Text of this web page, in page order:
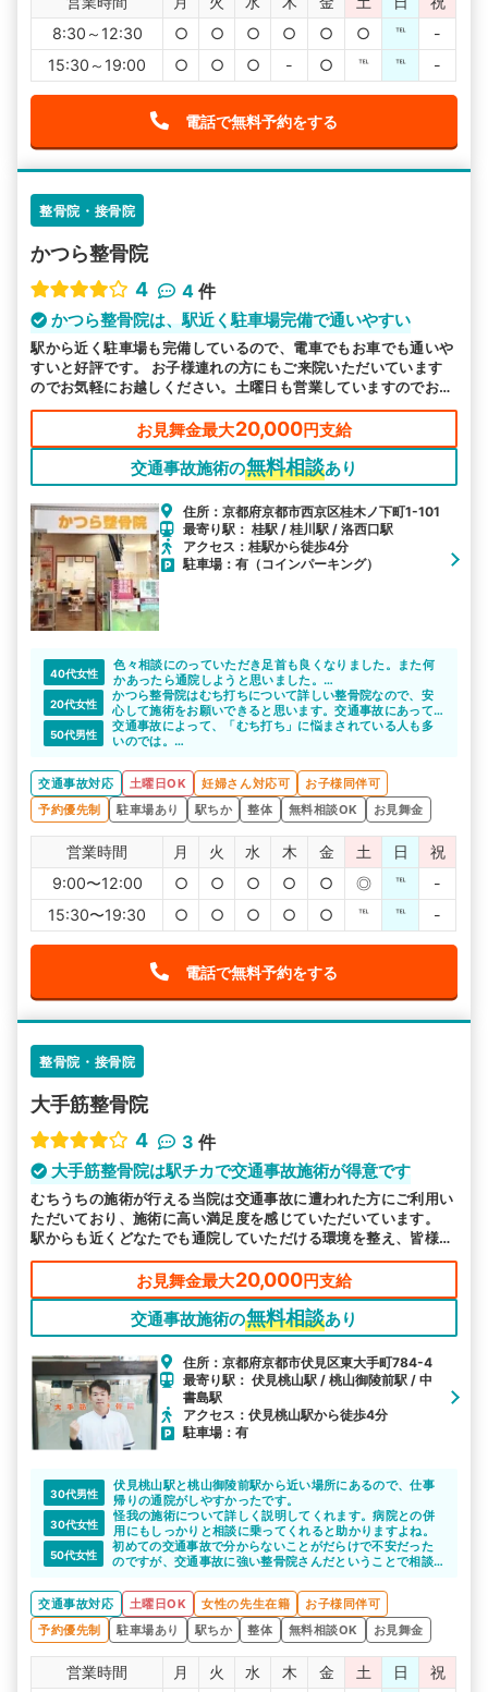
8:30～12:30
○ ○ ○ ○ ○ ○ ℡
-
15:30～19:00
○ ○ ○ - ○ ℡ ℡ -
電話で無料予約をする
整骨院・接骨院
かつら整骨院
4
4 件
かつら整骨院は、駅近く駐車場完備で通いやすい
駅から近く駐車場も完備しているので、電車でもお車でも通いや
すいと好評です。 お子様連れの方にもご来院いただいています
のでお気軽にお越しください。土曜日も営業していますのでお忙
しい方もご都合よい時にお越しいただけるので安心です。
お見舞金最大20,000円支給
交通事故施術の無料相談あり
住所：京都府京都市西京区桂木ノ下町1-101
最寄り駅： 桂駅 / 桂川駅 / 洛西口駅
アクセス：桂駅から徒歩4分
駐車場：有（コインパーキング）
40代女性
色々相談にのっていただき足首も良くなりました。また何
かあったら通院しようと思いました。
交通事故や身体の悩みがある方には紹介したいような整骨
院でした。
ありがとうございます。
20代女性
かつら整骨院はむち打ちについて詳しい整骨院なので、安
心して施術をお願いできると思います。交通事故にあって
しまった直後は不安なことや分からないことがたくさんあ
ると思いますが、些細なことでもしっかりと話を聞いてく
50代男性
交通事故によって、「むち打ち」に悩まされている人も多
いのでは。
きます。
交通事故対応 土曜日OK 妊婦さん対応可
お子様同伴可
予約優先制
駐車場あり 駅ちか 整体 無料相談OK お見舞金
営業時間 月 火 水 木 金 土 日
祝
9:00〜12:00
○ ○ ○ ○ ○ ◎ ℡
-
15:30〜19:30
○ ○ ○ ○ ○ ℡ ℡ -
電話で無料予約をする
整骨院・接骨院
大手筋整骨院
4
3 件
大手筋整骨院は駅チカで交通事故施術が得意です
むちうちの施術が行える当院は交通事故に遭われた方にご利用い
ただいており、施術に高い満足度を感じていただいています。
駅からも近くどなたでも通院していただける環境を整え、皆様の
お越しをお待ちしております。
お見舞金最大20,000円支給
交通事故施術の無料相談あり
住所：京都府京都市伏見区東大手町784-4
最寄り駅： 伏見桃山駅 / 桃山御陵前駅 / 中
書島駅
アクセス：伏見桃山駅から徒歩4分
駐車場：有
30代男性
伏見桃山駅と桃山御陵前駅から近い場所にあるので、仕事
帰りの通院がしやすかったです。
30代女性
怪我の施術について詳しく説明してくれます。病院との併
用にもしっかりと相談に乗ってくれると助かりますよね。
50代女性
初めての交通事故で分からないことがだらけで不安だった
のですが、交通事故に強い整骨院さんだということで相談
診断書の取り方やその後の通院についてなど、分かりやす
い言葉で説明していただき不安が和らぎました。
交通事故対応 土曜日OK 女性の先生在籍
お子様同伴可
予約優先制
駐車場あり 駅ちか 整体 無料相談OK お見舞金
営業時間 月 火 水 木 金 土 日
祝